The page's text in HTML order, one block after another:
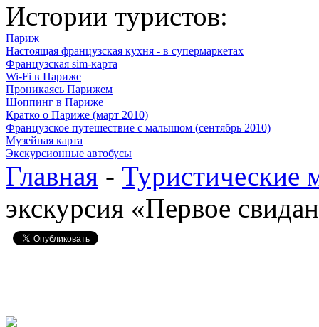
Истории туристов:
Париж
Настоящая французская кухня - в супермаркетах
Французская sim-карта
Wi-Fi в Париже
Проникаясь Парижем
Шоппинг в Париже
Кратко о Париже (март 2010)
Французское путешествие с малышом (сентябрь 2010)
Музейная карта
Экскурсионные автобусы
Главная - Туристические
экскурсия «Первое